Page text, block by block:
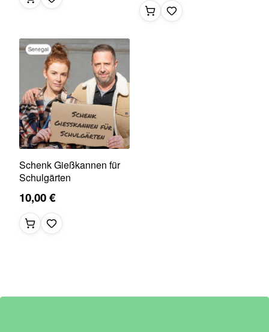
Schenk Gießkannen für
Schulgärten
10,00 €